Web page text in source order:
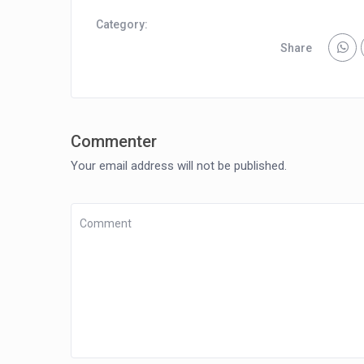
Category:
Share
Commenter
Your email address will not be published.